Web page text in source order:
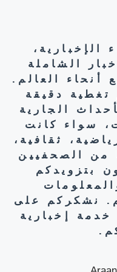
الإخبارية،
الشاملة
أنحاء العالم.
تغطية دقيقة
الجارية
سواء كانت
ثقافية،
من الصحفيين
بتزويدكم
نشكركم على
خدمة إخبارية